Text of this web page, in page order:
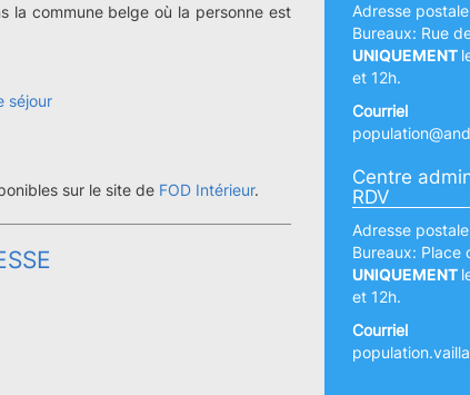
Adresse
Bureaux: Rue
UNIQUEMENT
et 12h.
Courriel
Centre
RDV
Adresse
Bureaux: Place
UNIQUEMENT
et 12h.
Courriel
la commune belge où la personne est
séjour
sur le site de FOD Intérieur.